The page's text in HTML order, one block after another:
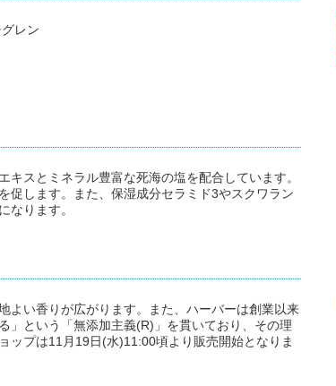
レン
スとミネラル豊富な死海の塩を配合しています。
促します。また、保湿成分セラミド3やスクワラン
なります。
よい香りが広がります。また、ハーバーは創業以来
」という「無添加主義(R)」を貫いており、その理
ップは11月19日(水)11:00頃より販売開始となりま